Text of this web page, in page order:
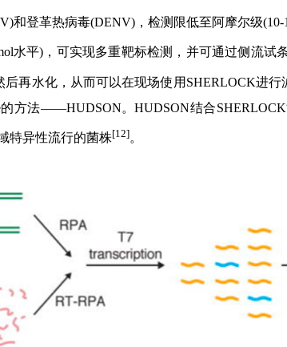
和登革热病毒(DENV)，检测限低至阿摩尔级(10-
水平)，可实现多重靶标检测，并可通过侧流试
再水化，从而可以在现场使用SHERLOCK进行
方法——HUDSON。HUDSON结合
特异性流行的菌株[12]。